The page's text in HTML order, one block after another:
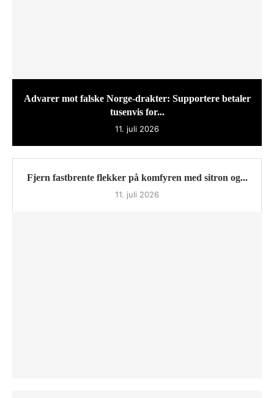
Advarer mot falske Norge-drakter: Supportere betaler
tusenvis for...
11. juli 2026
Fjern fastbrente flekker på komfyren med sitron og...
11. juli 2026